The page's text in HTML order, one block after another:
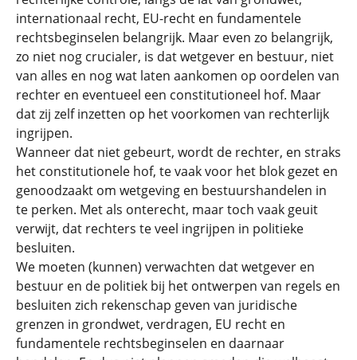
internationaal recht, EU-recht en fundamentele
rechtsbeginselen belangrijk. Maar even zo belangrijk,
zo niet nog crucialer, is dat wetgever en bestuur, niet
van alles en nog wat laten aankomen op oordelen van
rechter en eventueel een constitutioneel hof. Maar
dat zij zelf inzetten op het voorkomen van rechterlijk
ingrijpen.
Wanneer dat niet gebeurt, wordt de rechter, en straks
het constitutionele hof, te vaak voor het blok gezet en
genoodzaakt om wetgeving en bestuurshandelen in
te perken. Met als onterecht, maar toch vaak geuit
verwijt, dat rechters te veel ingrijpen in politieke
besluiten.
We moeten (kunnen) verwachten dat wetgever en
bestuur en de politiek bij het ontwerpen van regels en
besluiten zich rekenschap geven van juridische
grenzen in grondwet, verdragen, EU recht en
fundamentele rechtsbeginselen en daarnaar